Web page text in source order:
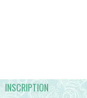
INSCRIPTION